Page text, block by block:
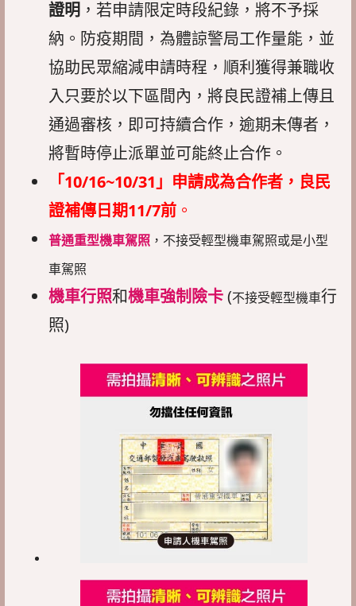
證明，若申請限定時段紀錄，將不予採
納。防疫期間，為體諒警局工作量能，並
協助民眾縮減申請時程，順利獲得兼職收
入只要於以下區間內，將良民證補上傳且
通過審核，即可持續合作，逾期未傳者，
將暫時停止派單並可能終止合作。
「10/16~10/31」申請成為合作者，良民
證補傳日期11/7前。
普通重型機車駕照，不接受輕型機車駕照或是小型
車駕照
機車行照和機車強制險卡(不接受輕型機車行
照)